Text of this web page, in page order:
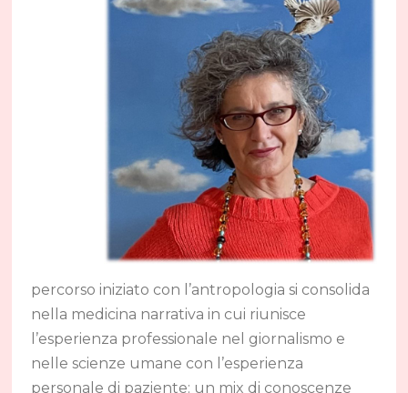
percorso iniziato con l’antropologia si consolida
nella medicina narrativa in cui riunisce
l’esperienza professionale nel giornalismo e
nelle scienze umane con l’esperienza
personale di paziente: un mix di conoscenze